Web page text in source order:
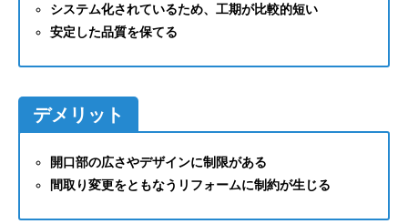
システム化されているため、工期が比較的短い
安定した品質を保てる
デメリット
開口部の広さやデザインに制限がある
間取り変更をともなうリフォームに制約が生じる